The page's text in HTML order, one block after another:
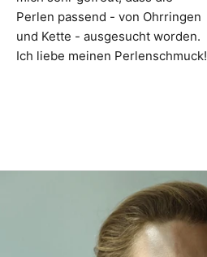
Perlen passend - von Ohrringen
und Kette - ausgesucht worden.
Ich liebe meinen Perlenschmuck!